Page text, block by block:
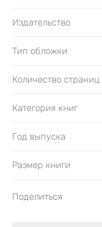
Издательство
Тип обложки
Количество страниц
Категория книг
Год выпуска
Размер книги
Поделиться